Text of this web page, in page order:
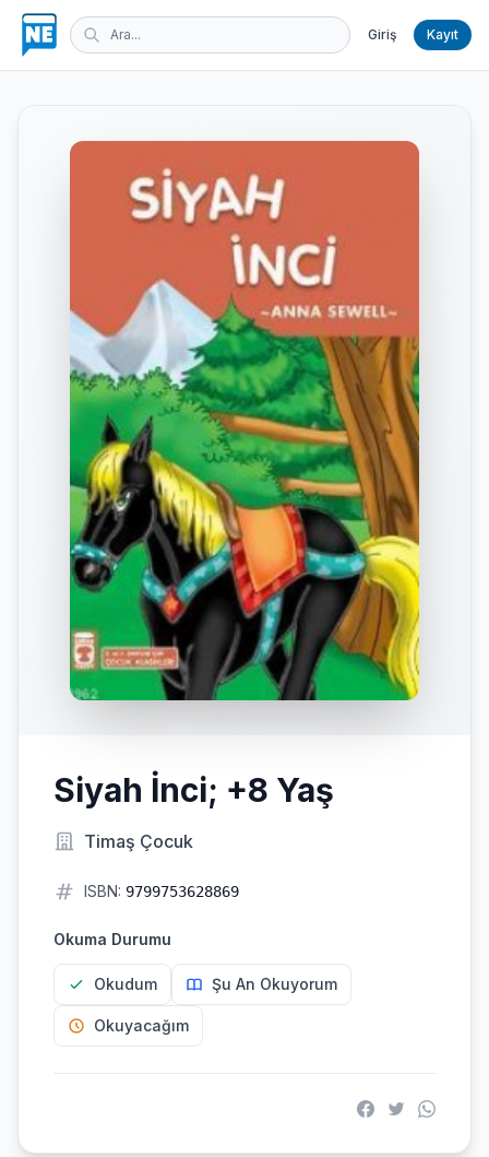
Giriş Kayıt
Siyah İnci; +8 Yaş
Timaş Çocuk
ISBN: 9799753628869
Okuma Durumu
Okudum Şu An Okuyorum
Okuyacağım